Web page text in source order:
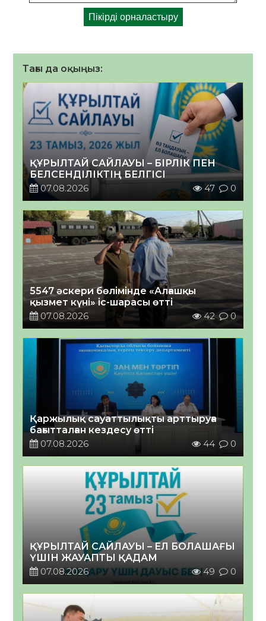
Тағы да оқыңыз:
ҚҰРЫЛТАЙ САЙЛАУЫ – БІРЛІК ПЕН
БЕЛСЕНДІЛІКТІҢ БЕЛГІСІ
07.08.2026
47 0
5547 әскери бөлімінде «Алғашқы
қызмет күні» іс-шарасы өтті
07.08.2026
42 0
Қаржылық сауаттылықты арттыруға
бағытталған кездесу өтті
07.08.2026
44 0
ҚҰРЫЛТАЙ САЙЛАУЫ – ЕЛ БОЛАШАҒЫ
ҮШІН ЖАУАПТЫ ҚАДАМ
07.08.2026
49 0